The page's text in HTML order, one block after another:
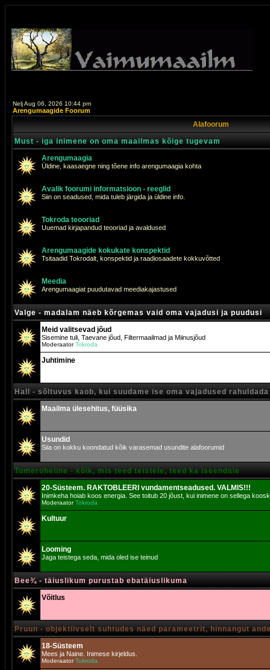
Nelj Aug 06, 2026 10:44 pm
Arengumaagide Foorum
Alafoorum
Must - iga inimene on oma maailmas kõige tugevam
Arengumaagia
Üldine, kaasaegne ning tõene info arengumaagia kohta
Avalik foorumi informatsioon - reeglid
Siin on seadused, mida tuleb järgida ja üldine info.
Tokroda teooriad
Uuemad kirjapandud teooriad ja avaldused
Arengumaagide kokukate konspektid
Tsitaadid Tokrodalt, konspektid ja raadiosaadete kokkuvõtted
Meedia
Arengumaagiat puudutavad meediakajastused
Valge - madalam näeb kõrgemas vaid oma vajadusi ja puudusi
Meid valitsevad jõud
Sisemine tuli, Taevane jõud, Filtermaailmad ja Miinusjõud
ModeraatorTokroda
Juhtimine
Hall - sõltuvus kaob, kui suudame ise oma vajadused rahuldada
Maailma ülesehitus, füüsika
Usundid
Siia on kokku koondatud kõik varasemad usundite alafoorumid
Tumeroheline - kõik, mis teed teistele, teed ka iseendale
20-Süsteem. RAKTOBLEERI vundamentseadused. VALMIS!!!
Inimkeha hoiab koos energia. See toitub 20 jõust, kui inimene on sellega
ModeraatorTokroda
Kultuur
Looming
Jaga teistega seda, mida oled ise teinud
Bee¾ - täiuslikum purustab ebatäiuslikuma
Võitlus
Pruun - objektiivselt suhtudes näed parameetrit, hinnangut
18-Süsteem
Mees ja Naine. Inimese kirjeldus.
ModeraatorTokroda